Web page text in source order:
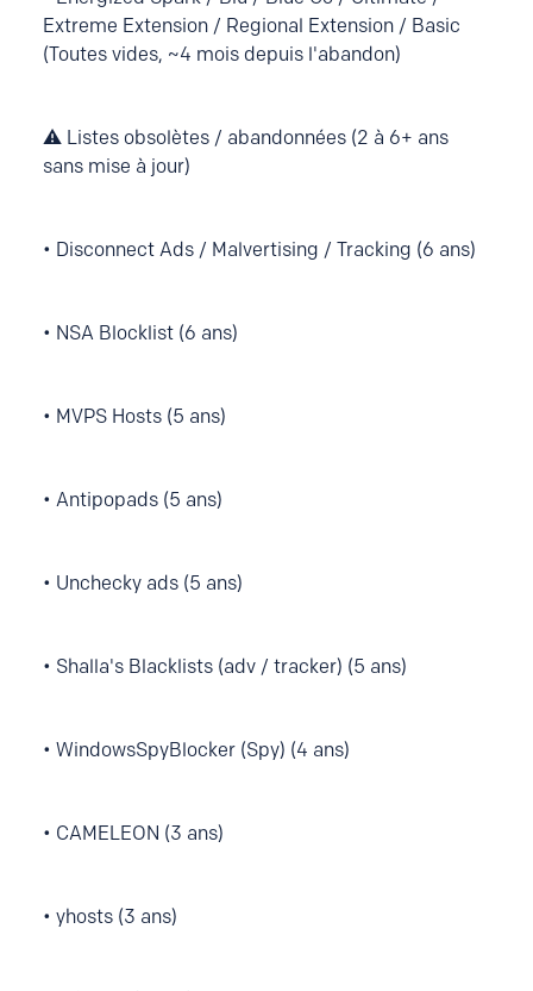
Extreme Extension / Regional Extension / Basic
(Toutes vides, ~4 mois depuis l'abandon)
⚠️ Listes obsolètes / abandonnées (2 à 6+ ans
sans mise à jour)
• Disconnect Ads / Malvertising / Tracking (6 ans)
• NSA Blocklist (6 ans)
• MVPS Hosts (5 ans)
• Antipopads (5 ans)
• Unchecky ads (5 ans)
• Shalla's Blacklists (adv / tracker) (5 ans)
• WindowsSpyBlocker (Spy) (4 ans)
• CAMELEON (3 ans)
• yhosts (3 ans)